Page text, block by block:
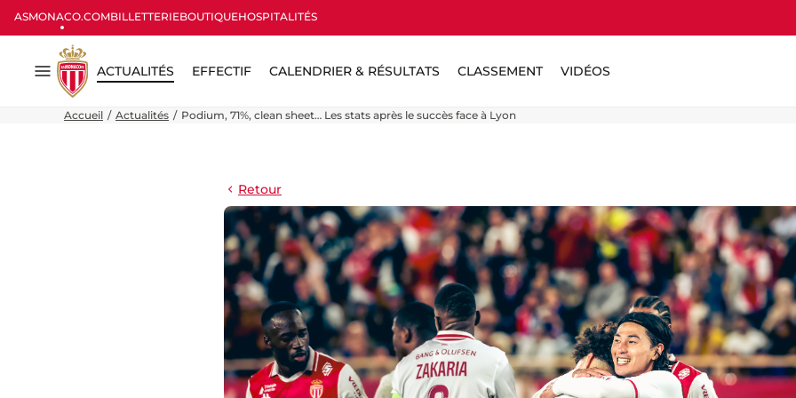
ASMONACO.COMBILLETTERIEBOUTIQUEHOSPITALITÉS
Menu
ACTUALITÉS EFFECTIF CALENDRIER & RÉSULTATS CLASSEMENT VIDÉOS
Accueil Actualités Podium, 71%, clean sheet… Les stats après le succès face à Lyon
Retour